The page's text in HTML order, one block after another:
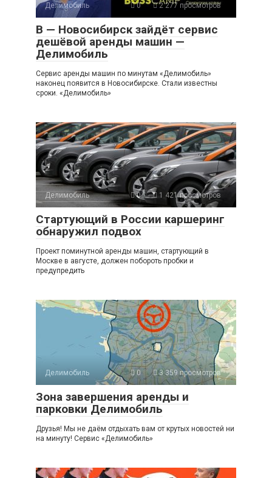
Делимобиль 0 2 277 просмотров
В — Новосибирск зайдёт сервис
дешёвой аренды машин —
Делимобиль
Сервис аренды машин по минутам «Делимобиль»
наконец появится в Новосибирске. Стали известны
сроки. «Делимобиль»
Делимобиль 0 1 421 просмотров
Стартующий в России каршеринг
обнаружил подвох
Проект поминутной аренды машин, стартующий в
Москве в августе, должен побороть пробки и
предупредить
Делимобиль 0 3 359 просмотров
Зона завершения аренды и
парковки Делимобиль
Друзья! Мы не даём отдыхать вам от крутых новостей ни
на минуту! Сервис «Делимобиль»